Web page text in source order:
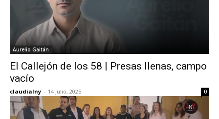
Aurelio Gaitán
El Callejón de los 58 | Presas llenas, campo
vacío
claudialny - 14 julio, 2025 0